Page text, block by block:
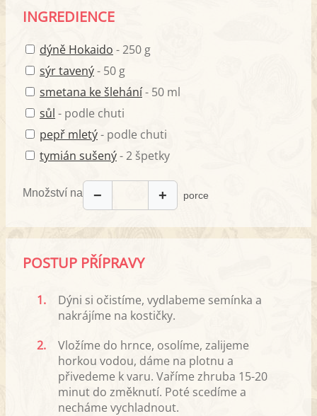
INGREDIENCE
dýně Hokaido - 250 g
sýr tavený- 50 g
smetana ke šlehání- 50 ml
sůl - podle chuti
pepř mletý- podle chuti
tymián sušený- 2 špetky
Množství na − + porce
POSTUP PŘÍPRAVY
1.
Dýni si očistíme, vydlabeme semínka a
nakrájíme na kostičky.
2.
Vložíme do hrnce, osolíme, zalijeme
horkou vodou, dáme na plotnu a
přivedeme k varu. Vaříme zhruba 15-20
minut do změknutí. Poté scedíme a
necháme vychladnout.